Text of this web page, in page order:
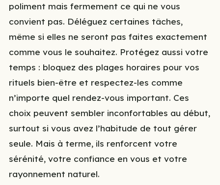
poliment mais fermement ce qui ne vous
convient pas. Déléguez certaines tâches,
même si elles ne seront pas faites exactement
comme vous le souhaitez. Protégez aussi votre
temps : bloquez des plages horaires pour vos
rituels bien-être et respectez-les comme
n’importe quel rendez-vous important. Ces
choix peuvent sembler inconfortables au début,
surtout si vous avez l’habitude de tout gérer
seule. Mais à terme, ils renforcent votre
sérénité, votre confiance en vous et votre
rayonnement naturel.